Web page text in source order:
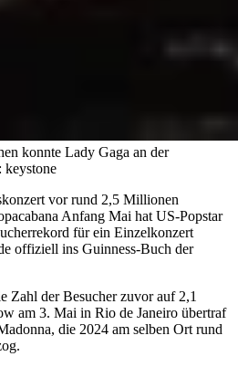
konnte Lady Gaga an der
keystone
vor rund 2,5 Millionen
Anfang Mai hat US-Popstar
für ein Einzelkonzert
offiziell ins Guinness-Buch der
Zahl der Besucher zuvor auf 2,1
am 3. Mai in Rio de Janeiro übertraf
die 2024 am selben Ort rund